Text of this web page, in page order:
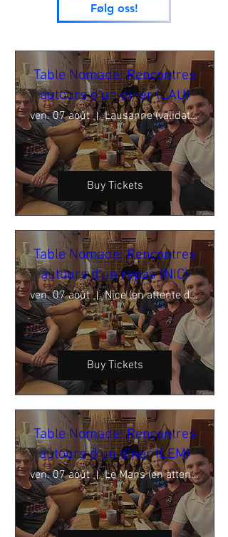
Følg oss!
Table Nomade: Rencontres
autours d'un dîner (LAU)
ven. 07 août Lausanne (validation en cours)
Buy Tickets
Table Nomade: Rencontres
autours d'un repas (NIC)
ven. 07 août Nice (en attente de confirmation)
Buy Tickets
Table Nomade: Rencontres
autours d'un dîner (LEM)
ven. 07 août Le Mans (en attente de validation)